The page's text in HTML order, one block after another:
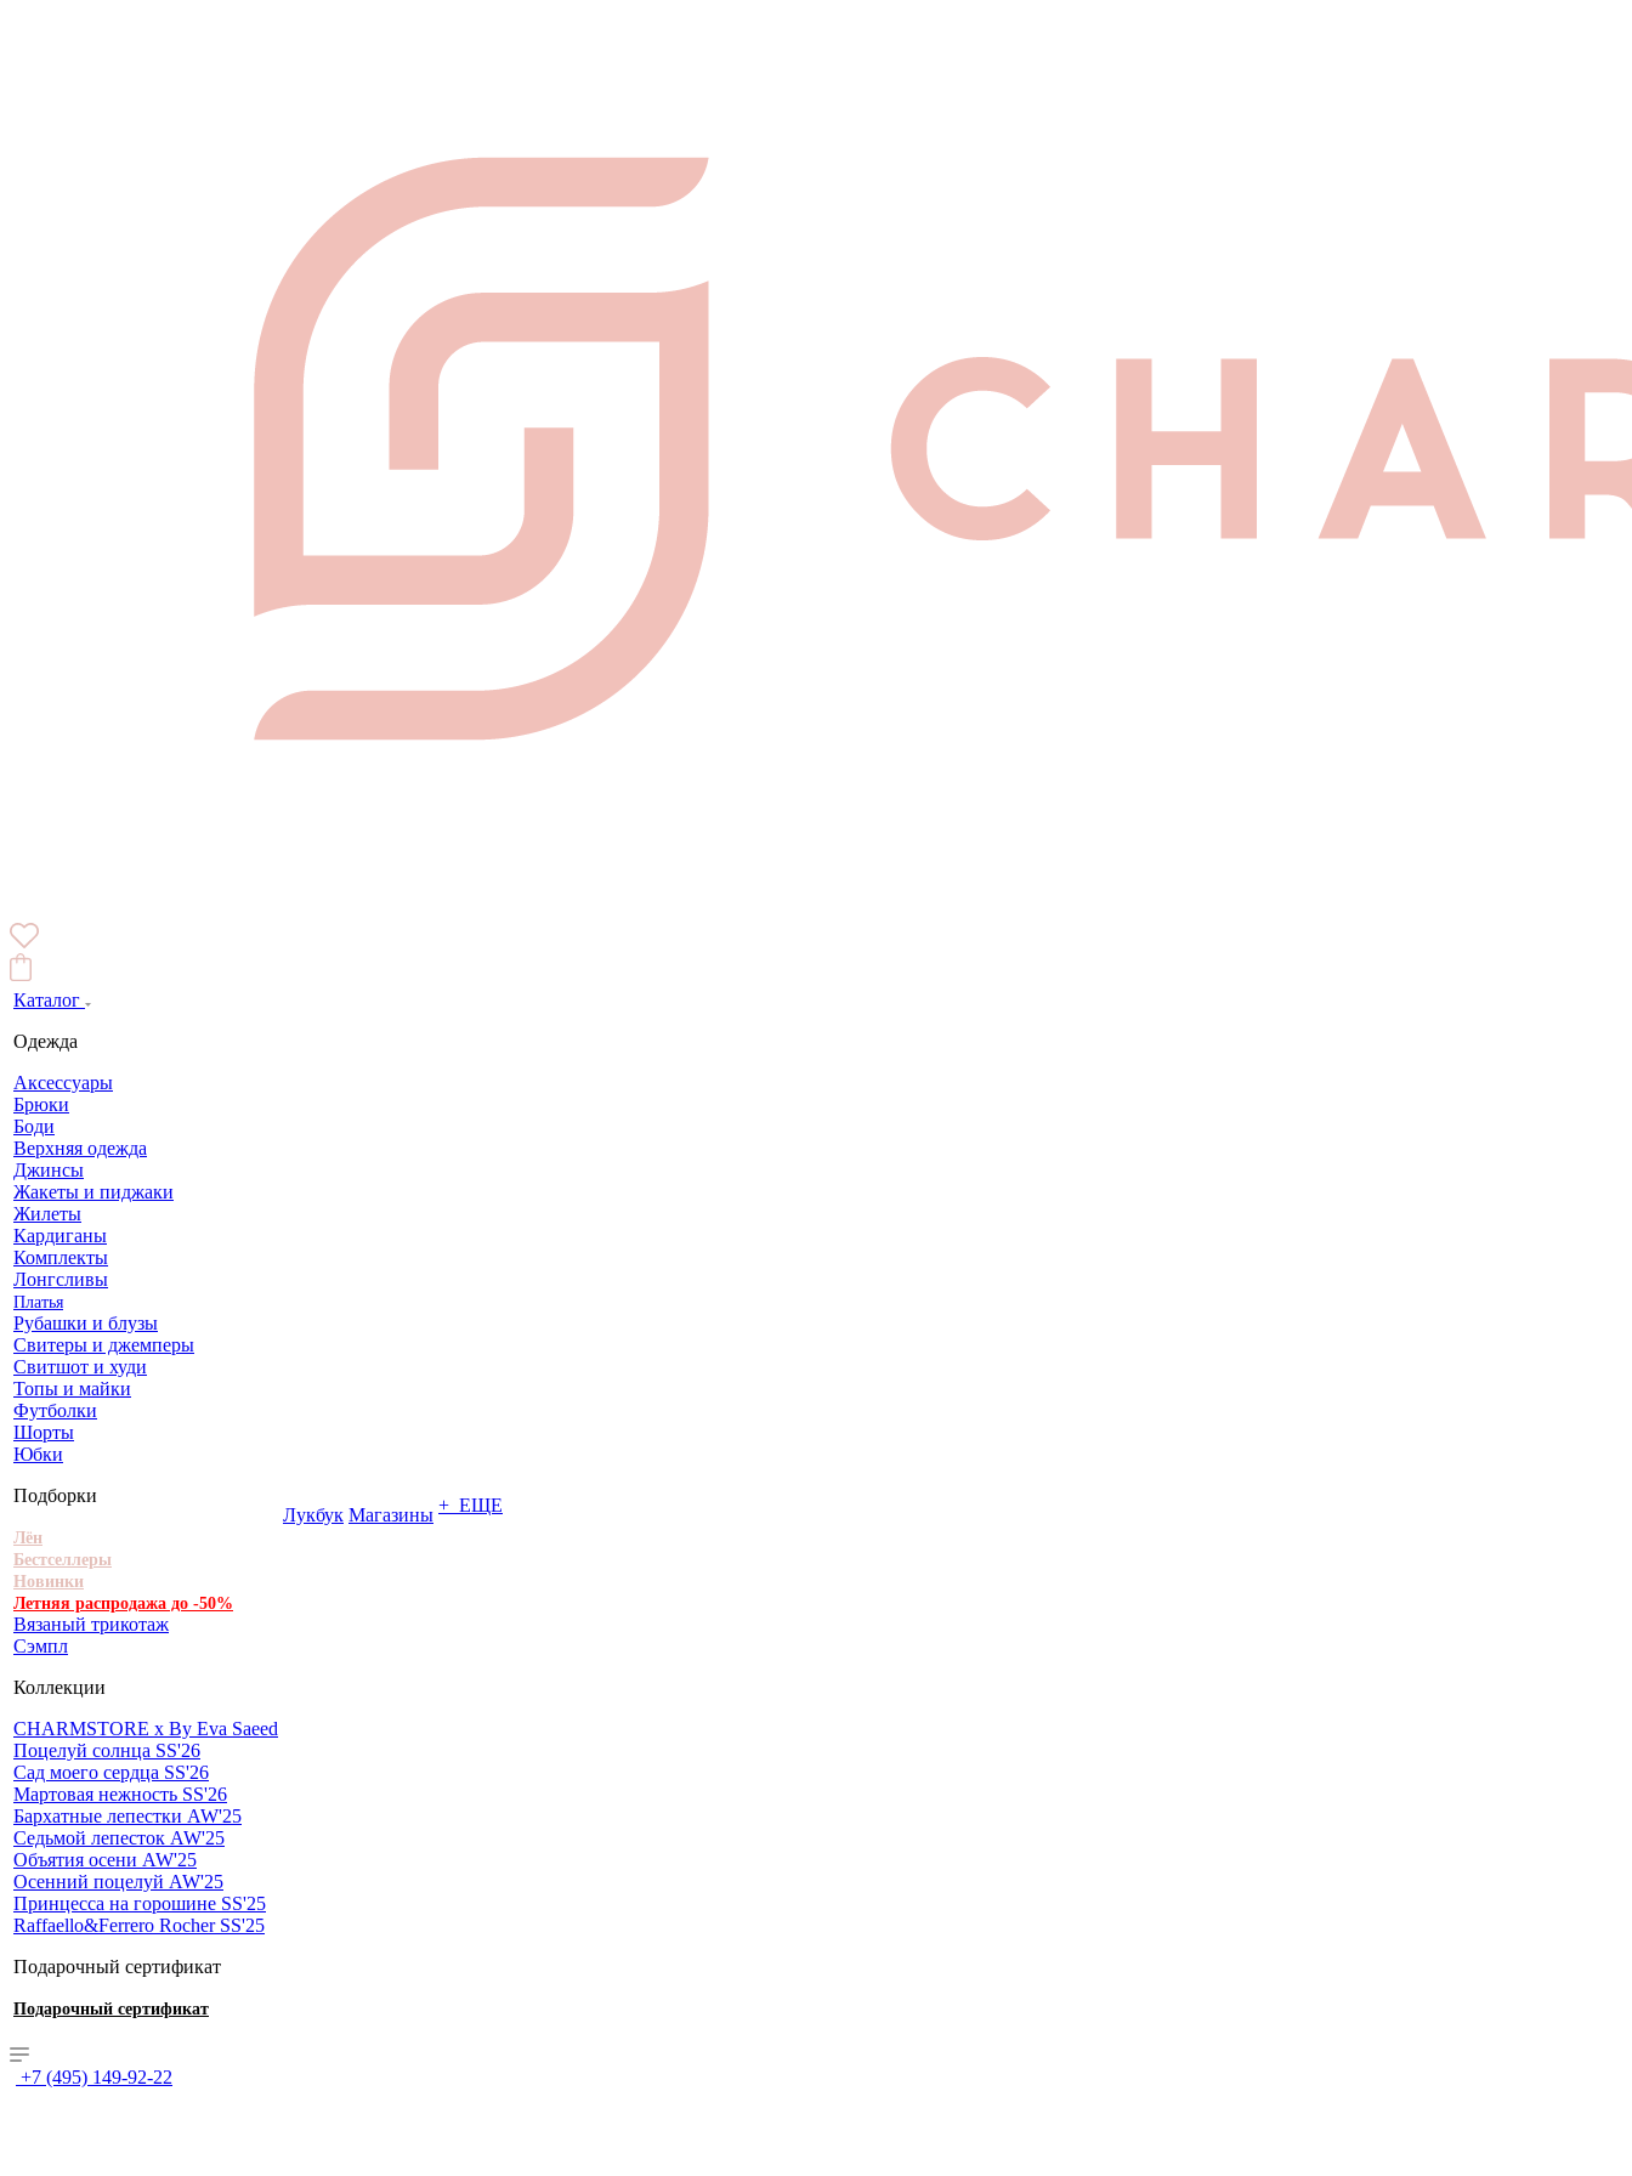
Каталог
Одежда
Аксессуары
Брюки
Боди
Верхняя одежда
Джинсы
Жакеты и пиджаки
Жилеты
Кардиганы
Комплекты
Лонгсливы
Платья
Рубашки и блузы
Свитеры и джемперы
Свитшот и худи
Топы и майки
Футболки
Шорты
Юбки
Подборки
Лён
Бестселлеры
Новинки
Летняя распродажа до -50%
Вязаный трикотаж
Сэмпл
Коллекции
CHARMSTORE х By Eva Saeed
Поцелуй солнца SS'26
Сад моего сердца SS'26
Мартовая нежность SS'26
Бархатные лепестки AW'25
Седьмой лепесток AW'25
Объятия осени AW'25
Осенний поцелуй AW'25
Принцесса на горошине SS'25
Raffaello&Ferrero Rocher SS'25
Подарочный сертификат
Подарочный сертификат
Лукбук Магазины + ЕЩЕ
+7 (495) 149-92-22